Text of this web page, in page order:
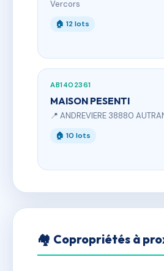
Vercors
🏠 12 lots
AB1402361
MAISON PESENTI
📍 ANDREVIERE 38880
🏠 10 lots
🏘 Copropriétés à